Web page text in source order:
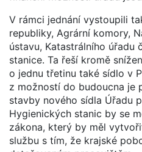
V rámci jednání vystoupili
republiky, Agrární komory,
ústavu, Katastrálního úřadu
stanice. Ta řeší kromě
o jednu třetinu také sídlo v
z možností do budoucna je
stavby nového sídla Úřadu
Hygienických stanic by se
zákona, který by měl
službu s tím, že krajské